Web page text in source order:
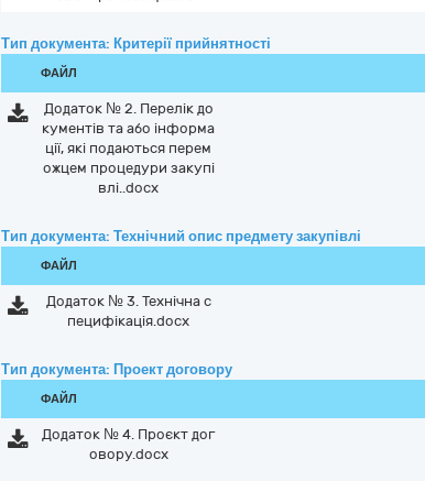
Тип документа: Критерії прийнятності
ФАЙЛ
Додаток № 2. Перелік до
кументів та або інформа
ції, які подаються перем
ожцем процедури закупі
влі..docx
Тип документа: Технічний опис предмету закупівлі
ФАЙЛ
Додаток № 3. Технічна с
пецифікація.docx
Тип документа: Проект договору
ФАЙЛ
Додаток № 4. Проєкт дог
овору.docx